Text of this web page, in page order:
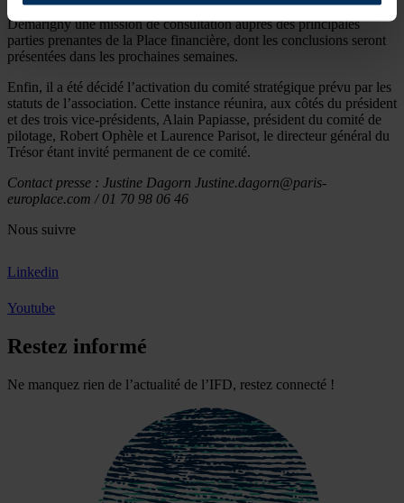
Le conseil d’administration a par ailleurs confié à Fabrice
Demarigny une mission de consultation auprès des principales
parties prenantes de la Place financière, dont les conclusions seront
présentées dans les prochaines semaines.
Enfin, il a été décidé l’activation du comité stratégique prévu par les
statuts de l’association. Cette instance réunira, aux côtés du président
et des trois vice-présidents, Alain Papiasse, président du comité de
pilotage, Robert Ophèle et Laurence Parisot, le directeur général du
Trésor étant invité permanent de ce comité.
Contact presse : Justine Dagorn Justine.dagorn@paris-
europlace.com / 01 70 98 06 46
Nous suivre
Linkedin
Youtube
Restez informé
Ne manquez rien de l’actualité de l’IFD, restez connecté !